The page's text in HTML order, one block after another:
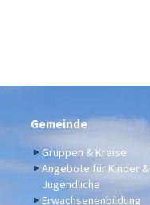
Gemeinde
Gruppen & Kreise
Angebote für Kinder &
Jugendliche
Erwachsenenbildung